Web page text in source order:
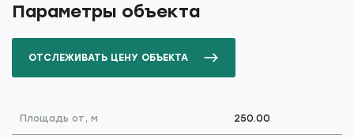
Параметры объекта
ОТСЛЕЖИВАТЬ ЦЕНУ ОБЪЕКТА
Площадь от, м 250.00